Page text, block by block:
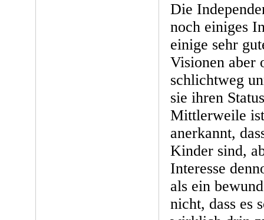
Die
noch einiges
einige sehr
Visionen aber
schlichtweg
sie ihren
Mittlerweile
anerkannt,
Kinder sind,
Interesse
als ein
nicht, dass es